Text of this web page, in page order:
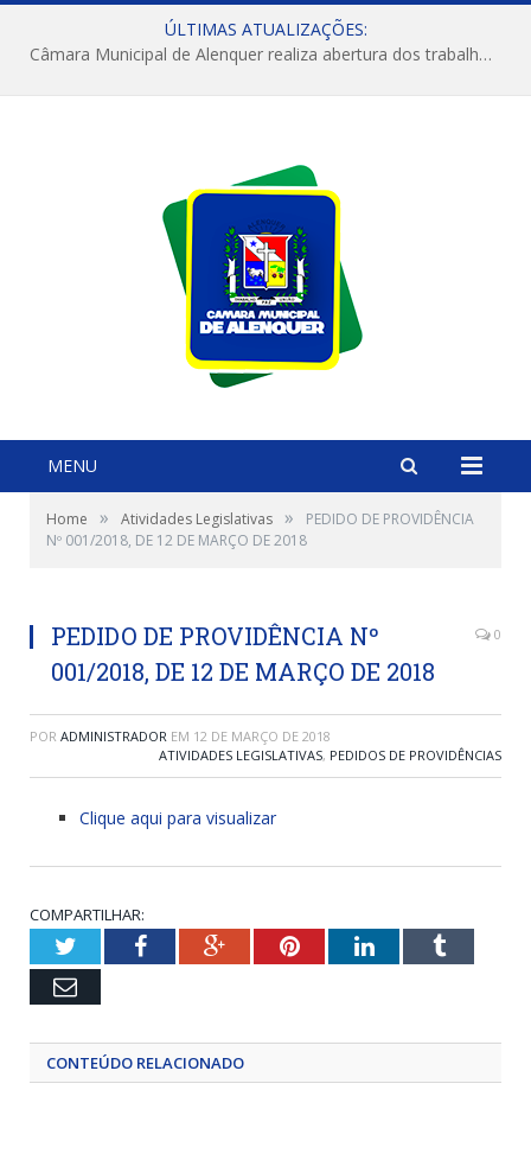
ÚLTIMAS ATUALIZAÇÕES:
Câmara Municipal de Alenquer realiza abertura dos trabalhos do 4º Período Legislativo
MENU
Home » Atividades Legislativas »
PEDIDO DE PROVIDÊNCIA
Nº 001/2018, DE 12 DE MARÇO DE 2018
PEDIDO DE PROVIDÊNCIA Nº
001/2018, DE 12 DE MARÇO DE 2018
0
POR ADMINISTRADOR EM 12 DE MARÇO DE 2018
ATIVIDADES LEGISLATIVAS, PEDIDOS DE PROVIDÊNCIAS
Clique aqui para visualizar
COMPARTILHAR:
TwitterFacebookGoogle+PinterestLinkedInTumblr
Email
CONTEÚDO RELACIONADO